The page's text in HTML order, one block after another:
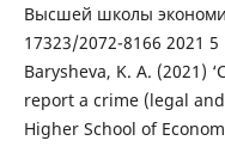
Высшей школы
17323/2072-8166 2021
Barysheva, K. A. (2021)
report a crime (legal
Higher School of